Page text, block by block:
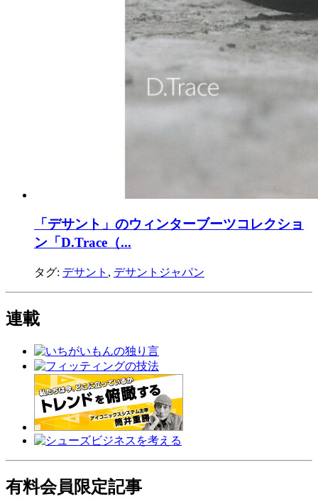
「デサント」のウィンターブーツコレクショ
ン「D.Trace（...
タグ: デサント , デサントジャパン
連載
有料会員限定記事